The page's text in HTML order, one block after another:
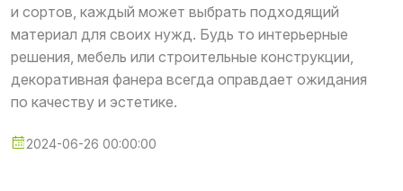
и сортов, каждый может выбрать подходящий
материал для своих нужд. Будь то интерьерные
решения, мебель или строительные конструкции,
декоративная фанера всегда оправдает ожидания
по качеству и эстетике.
2024-06-26 00:00:00